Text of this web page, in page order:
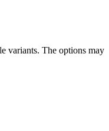
variants. The options may